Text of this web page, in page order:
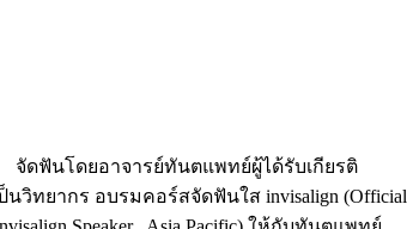
จัดฟันโดยอาจารย์ทันตแพทย์ผู้ได้รับเกียรติ
นวิทยากร อบรมคอร์สจัดฟันใส invisalign (Official